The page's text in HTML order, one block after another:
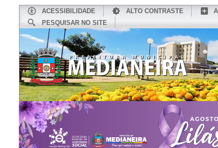
ACESSIBILIDADE ALTO CONTRASTE
PESQUISAR NO SITE
CONHEÇA MEDIANEIRA